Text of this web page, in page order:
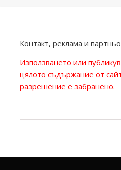
Контакт, реклама и
Използването или
цялото съдържание от
разрешение е забранено.